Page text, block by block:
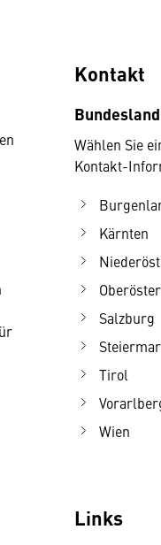
Kontakt
Wählen Sie
Kontakt-
Kärnten
Salzburg
Tirol
Wien
Links